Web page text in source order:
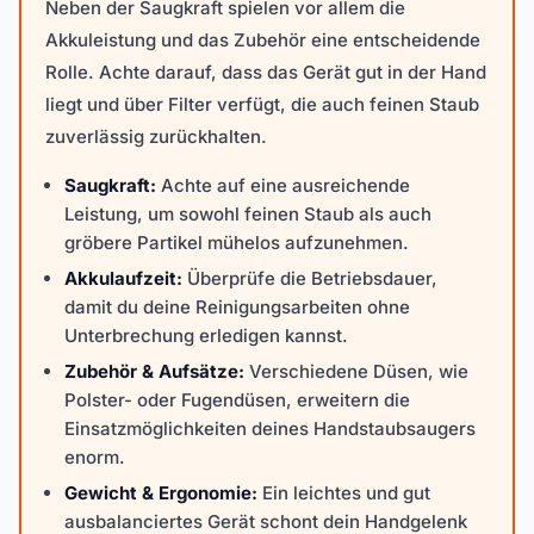
Neben der Saugkraft spielen vor allem die
Akkuleistung und das Zubehör eine entscheidende
Rolle. Achte darauf, dass das Gerät gut in der Hand
liegt und über Filter verfügt, die auch feinen Staub
zuverlässig zurückhalten.
Saugkraft: Achte auf eine ausreichende
Leistung, um sowohl feinen Staub als auch
gröbere Partikel mühelos aufzunehmen.
Akkulaufzeit: Überprüfe die Betriebsdauer,
damit du deine Reinigungsarbeiten ohne
Unterbrechung erledigen kannst.
Zubehör & Aufsätze: Verschiedene Düsen, wie
Polster- oder Fugendüsen, erweitern die
Einsatzmöglichkeiten deines Handstaubsaugers
enorm.
Gewicht & Ergonomie: Ein leichtes und gut
ausbalanciertes Gerät schont dein Handgelenk